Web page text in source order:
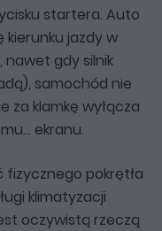
startera. Auto
kierunku jazdy w
nawet gdy silnik
samochód nie
za klamkę wyłącza
ekranu.
pokrętła
klimatyzacji
oczywistą rzeczą